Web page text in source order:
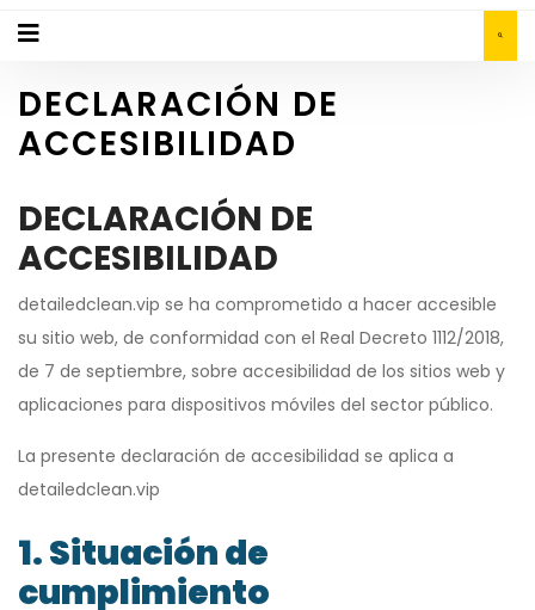
DECLARACIÓN DE
ACCESIBILIDAD
DECLARACIÓN DE
ACCESIBILIDAD
detailedclean.vip se ha comprometido a hacer accesible
su sitio web, de conformidad con el Real Decreto 1112/2018,
de 7 de septiembre, sobre accesibilidad de los sitios web y
aplicaciones para dispositivos móviles del sector público.
La presente declaración de accesibilidad se aplica a
detailedclean.vip
1. Situación de
cumplimiento